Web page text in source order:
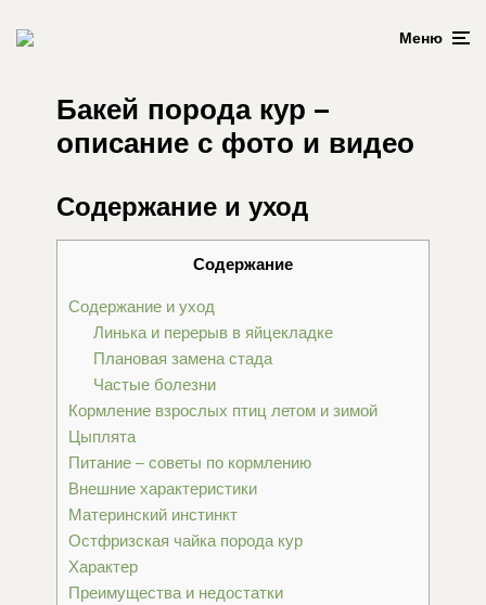
Меню
Бакей порода кур –
описание с фото и видео
Содержание и уход
Содержание
Содержание и уход
Линька и перерыв в яйцекладке
Плановая замена стада
Частые болезни
Кормление взрослых птиц летом и зимой
Цыплята
Питание – советы по кормлению
Внешние характеристики
Материнский инстинкт
Остфризская чайка порода кур
Характер
Преимущества и недостатки